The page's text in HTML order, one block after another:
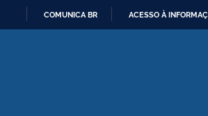
COMUNICA BR ACESSO À